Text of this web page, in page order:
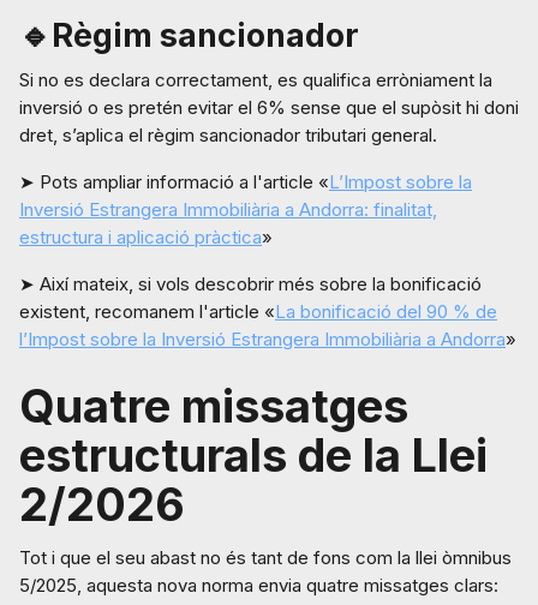
🔹Règim sancionador
Si no es declara correctament, es qualifica erròniament la
inversió o es pretén evitar el 6% sense que el supòsit hi doni
dret, s’aplica el règim sancionador tributari general.
➤ Pots ampliar informació a l'article «L’Impost sobre la
Inversió Estrangera Immobiliària a Andorra: finalitat,
estructura i aplicació pràctica»
➤ Així mateix, si vols descobrir més sobre la bonificació
existent, recomanem l'article «La bonificació del 90 % de
l’Impost sobre la Inversió Estrangera Immobiliària a Andorra»
Quatre missatges
estructurals de la Llei
2/2026
Tot i que el seu abast no és tant de fons com la llei òmnibus
5/2025, aquesta nova norma envia quatre missatges clars: